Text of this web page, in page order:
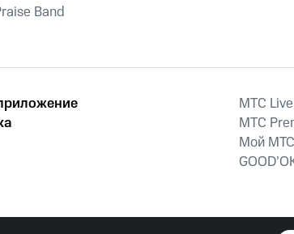
Band
MTС Live
MTС
Мой МТС